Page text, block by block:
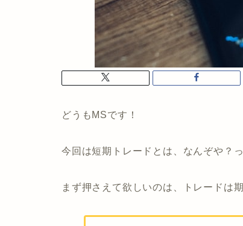
どうもMSです！
今回は短期トレードとは、なんぞや？
まず押さえて欲しいのは、トレードは